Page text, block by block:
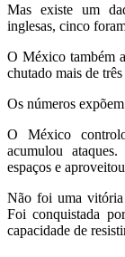
Mas existe um
inglesas, cinco
O México também
chutado mais de
Os números
O México
acumulou
espaços e
Não foi uma vitória
Foi conquistada
capacidade de